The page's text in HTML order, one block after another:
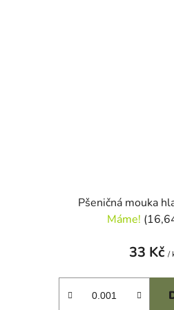
Pšeničná mouka
Máme!
33 Kč /